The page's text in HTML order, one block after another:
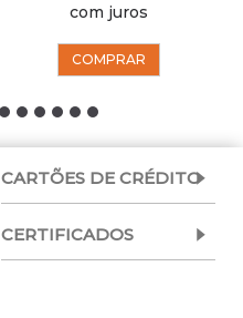
com juros
COMPRAR
CARTÕES DE CRÉDITO
CERTIFICADOS